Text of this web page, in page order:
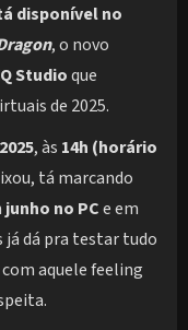
disponível no
, o novo
Studioque
de 2025.
, às 14h (horário
tá marcando
junho no PCe em
já dá pra testar tudo
com aquele feeling